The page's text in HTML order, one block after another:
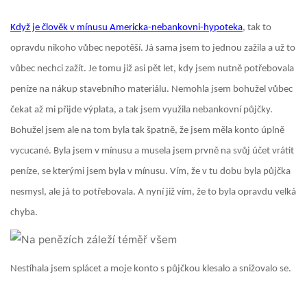
Když je člověk v mínusu Americka-nebankovni-hypoteka, tak to
opravdu nikoho vůbec nepotěší. Já sama jsem to jednou zažila a už to
vůbec nechci zažít. Je tomu již asi pět let, kdy jsem nutně potřebovala
peníze na nákup stavebního materiálu. Nemohla jsem bohužel vůbec
čekat až mi přijde výplata, a tak jsem využila nebankovní půjčky.
Bohužel jsem ale na tom byla tak špatně, že jsem měla konto úplně
vycucané. Byla jsem v mínusu a musela jsem prvně na svůj účet vrátit
peníze, se kterými jsem byla v mínusu. Vím, že v tu dobu byla půjčka
nesmysl, ale já to potřebovala. A nyní již vím, že to byla opravdu velká
chyba.
Nestíhala jsem splácet a moje konto s půjčkou klesalo a snižovalo se.